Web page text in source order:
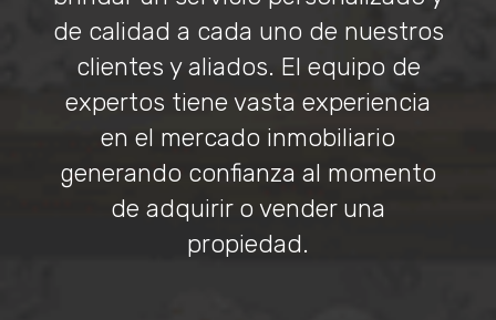
de calidad a cada uno de nuestros
clientes y aliados. El equipo de
expertos tiene vasta experiencia
en el mercado inmobiliario
generando confianza al momento
de adquirir o vender una
propiedad.